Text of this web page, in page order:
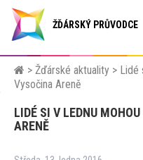
ŽĎÁRSKÝ PRŮVODCE
> Žďárské aktuality > Lidé
Vysočina Areně
LIDÉ SI V LEDNU
ARENĚ